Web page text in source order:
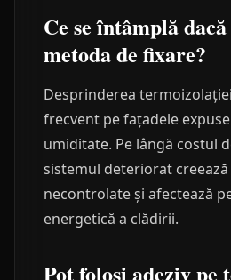
Ce se întâmplă
metoda de fixare?
Desprinderea
frecvent pe fațadele
umiditate. Pe lângă costul
sistemul deteriorat
necontrolate și afectează
energetică a clădirii.
Pot folosi adeziv pe